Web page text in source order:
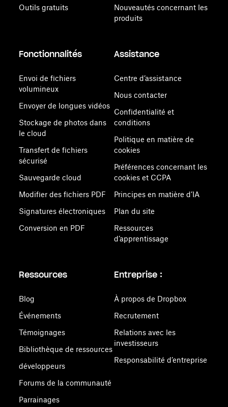
Outils gratuits
Nouveautés concernant les
produits
Fonctionnalités
Envoi de fichiers
volumineux
Envoyer de longues vidéos
Stockage de photos dans
le cloud
Transfert de fichiers
sécurisé
Sauvegarde cloud
Modifier des fichiers PDF
Signatures électroniques
Conversion en PDF
Assistance
Centre d’assistance
Nous contacter
Confidentialité et
conditions
Politique en matière de
cookies
Préférences concernant les
cookies et CCPA
Principes en matière d’IA
Plan du site
Ressources
d’apprentissage
Ressources
Blog
Événements
Témoignages
Bibliothèque de ressources
développeurs
Forums de la communauté
Parrainages
Entreprise :
À propos de Dropbox
Recrutement
Relations avec les
investisseurs
Responsabilité d’entreprise